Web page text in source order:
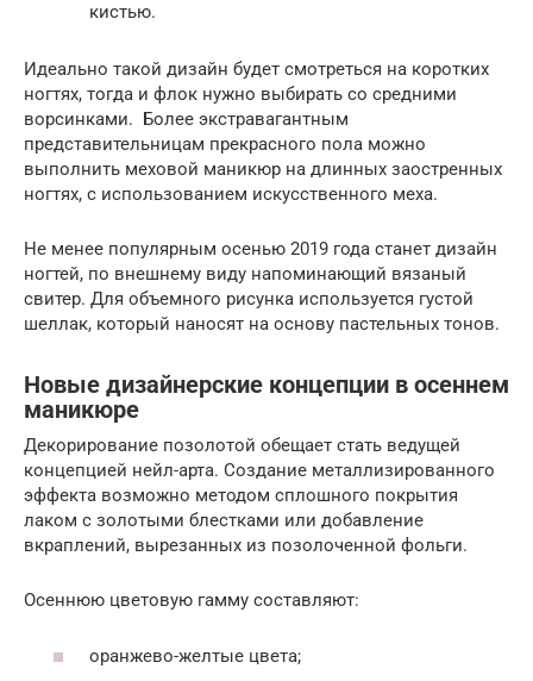
кистью.
Идеально такой дизайн будет смотреться на коротких
ногтях, тогда и флок нужно выбирать со средними
ворсинками. Более экстравагантным
представительницам прекрасного пола можно
выполнить меховой маникюр на длинных заостренных
ногтях, с использованием искусственного меха.
Не менее популярным осенью 2019 года станет дизайн
ногтей, по внешнему виду напоминающий вязаный
свитер. Для объемного рисунка используется густой
шеллак, который наносят на основу пастельных тонов.
Новые дизайнерские концепции в осеннем
маникюре
Декорирование позолотой обещает стать ведущей
концепцией нейл-арта. Создание металлизированного
эффекта возможно методом сплошного покрытия
лаком с золотыми блестками или добавление
вкраплений, вырезанных из позолоченной фольги.
Осеннюю цветовую гамму составляют:
оранжево-желтые цвета;